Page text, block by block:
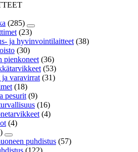
(285)
(23)
ja hyvinvointilaitteet (38)
(30)
pienkoneet (36)
(53)
ja varavirrat (31)
(18)
pesurit (9)
(16)
(4)
(4)
puhdistus (57)